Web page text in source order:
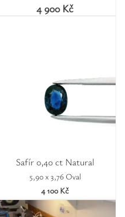
4 900 Kč
Safír 0,40 ct Natural
5,90 x 3,76 Oval
4 100 Kč